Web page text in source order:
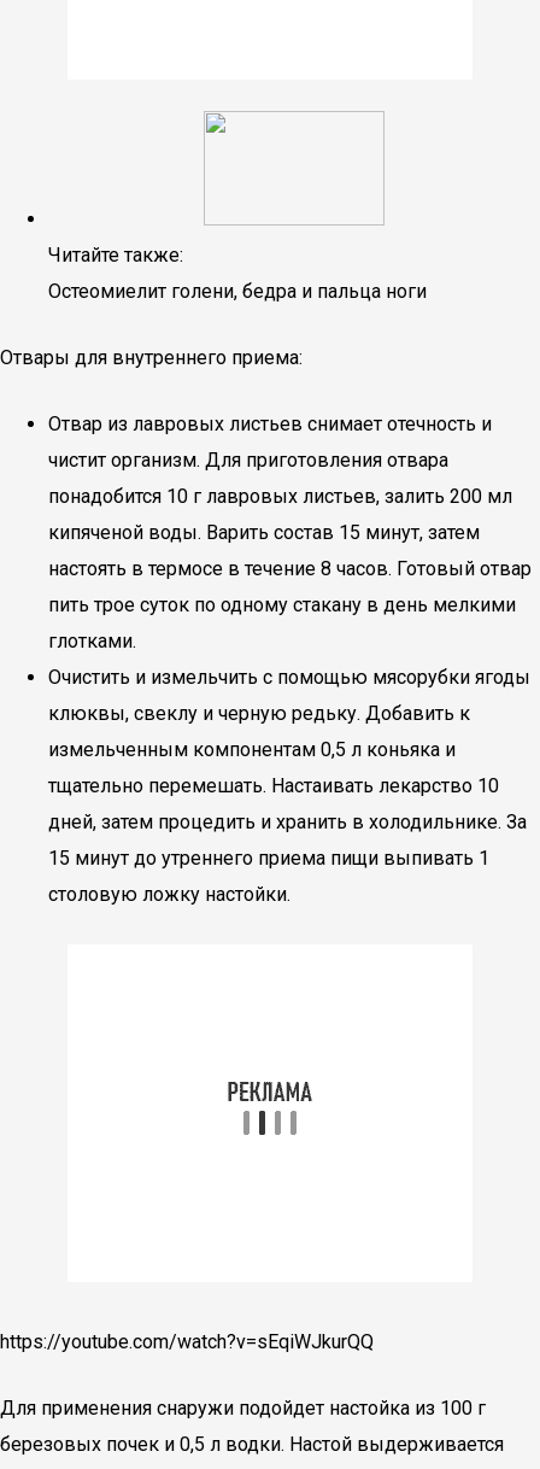
Читайте также:
Остеомиелит голени, бедра и пальца ноги
Отвары для внутреннего приема:
Отвар из лавровых листьев снимает отечность и
чистит организм. Для приготовления отвара
понадобится 10 г лавровых листьев, залить 200 мл
кипяченой воды. Варить состав 15 минут, затем
настоять в термосе в течение 8 часов. Готовый отвар
пить трое суток по одному стакану в день мелкими
глотками.
Очистить и измельчить с помощью мясорубки ягоды
клюквы, свеклу и черную редьку. Добавить к
измельченным компонентам 0,5 л коньяка и
тщательно перемешать. Настаивать лекарство 10
дней, затем процедить и хранить в холодильнике. За
15 минут до утреннего приема пищи выпивать 1
столовую ложку настойки.
https://youtube.com/watch?v=sEqiWJkurQQ
Для применения снаружи подойдет настойка из 100 г
березовых почек и 0,5 л водки. Настой выдерживается